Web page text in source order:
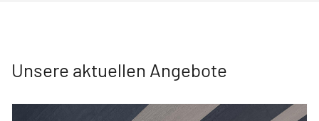
Unsere aktuellen Angebote